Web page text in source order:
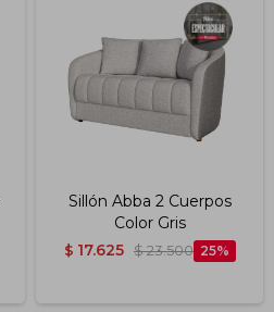
Sillón Abba 2 Cuerpos
Color Gris
$ 17.625 $ 23.500 25